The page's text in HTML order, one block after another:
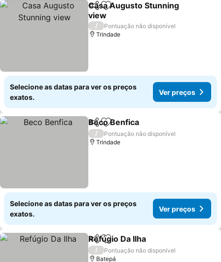
PartilharAdicionar aos favoritos
Casa Augusto Stunning
view
/
Pontuação não disponível
Trindade
Selecione as datas para ver os preços
exatos.
Ver preços
PartilharAdicionar aos favoritos
Beco Benfica
/
Pontuação não disponível
Trindade
Selecione as datas para ver os preços
exatos.
Ver preços
PartilharAdicionar aos favoritos
Refúgio Da Ilha
/
Pontuação não disponível
Batepá